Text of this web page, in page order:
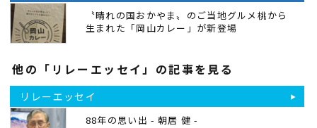
〝晴れの国おかやま〟のご当地グルメ桃から
生まれた「岡山カレー」が新登場
他の「リレーエッセイ」の記事を見る
リレーエッセイ
88年の思い出 - 朝居 健 -